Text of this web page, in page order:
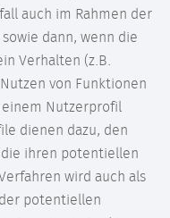
auch im Rahmen der
dann, wenn die
Verhalten (z.B.
von Funktionen
Nutzerprofil
dienen dazu, den
die ihren potentiellen
wird auch als
potentiellen